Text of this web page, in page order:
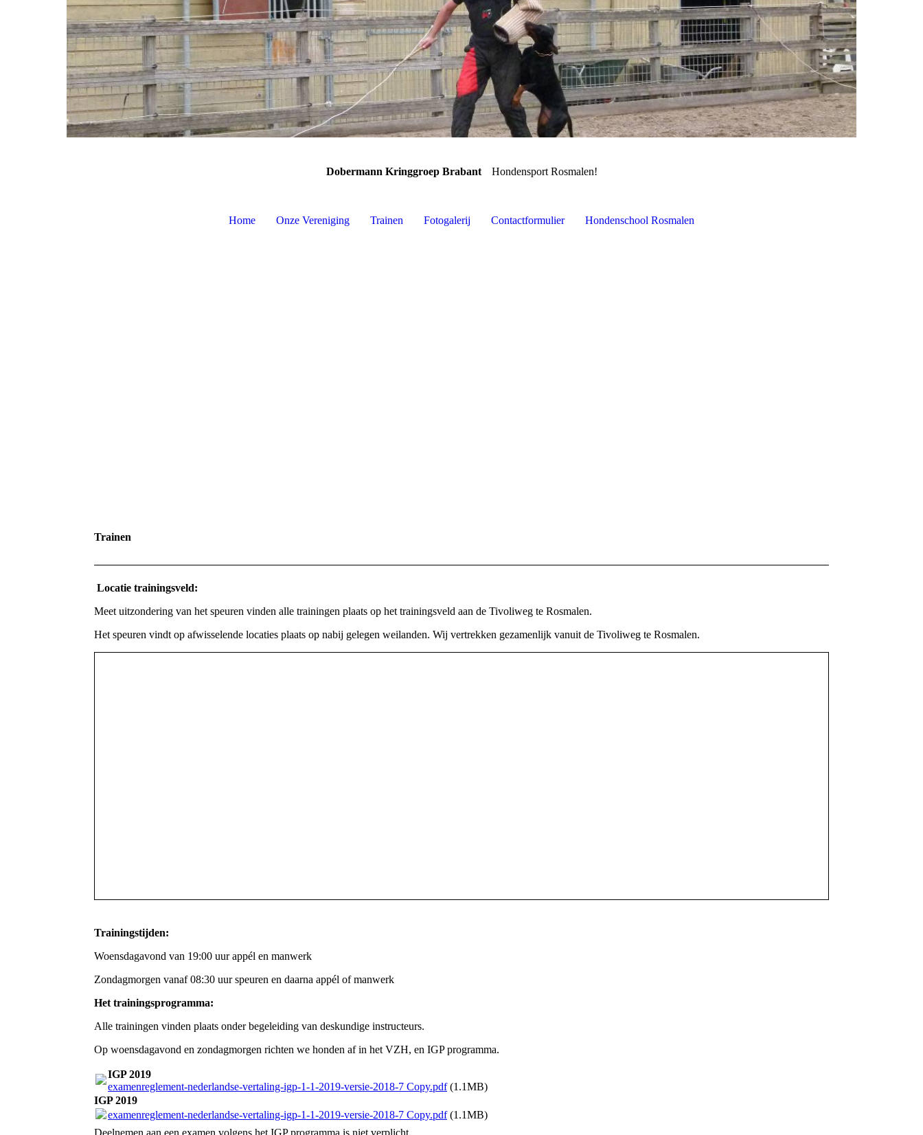
Dobermann Kringgroep Brabant Hondensport Rosmalen!
Home Onze Vereniging Trainen Fotogalerij Contactformulier Hondenschool Rosmalen
Trainen
Locatie trainingsveld:
Meet uitzondering van het speuren vinden alle trainingen plaats op het trainingsveld aan de Tivoliweg te Rosmalen.
Het speuren vindt op afwisselende locaties plaats op nabij gelegen weilanden. Wij vertrekken gezamenlijk vanuit de Tivoliweg te Rosmalen.
Trainingstijden:
Woensdagavond van 19:00 uur appél en manwerk
Zondagmorgen vanaf 08:30 uur speuren en daarna appél of manwerk
Het trainingsprogramma:
Alle trainingen vinden plaats onder begeleiding van deskundige instructeurs.
Op woensdagavond en zondagmorgen richten we honden af in het VZH, en IGP programma.
IGP 2019
examenreglement-nederlandse-vertaling-igp-1-1-2019-versie-2018-7 Copy.pdf(1.1MB)
IGP 2019
examenreglement-nederlandse-vertaling-igp-1-1-2019-versie-2018-7 Copy.pdf(1.1MB)
Deelnemen aan een examen volgens het IGP programma is niet verplicht.